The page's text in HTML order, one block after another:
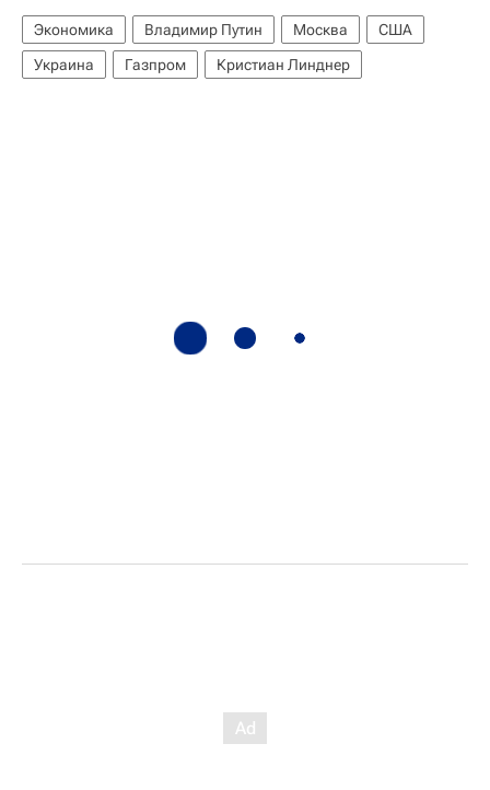
Экономика Владимир Путин Москва
США
Украина
Газпром Кристиан Линднер